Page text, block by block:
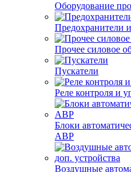
Оборудование
Предохранители
Прочее силовое
Пускатели
Реле контроля и
Блоки
АВР
Воздушные